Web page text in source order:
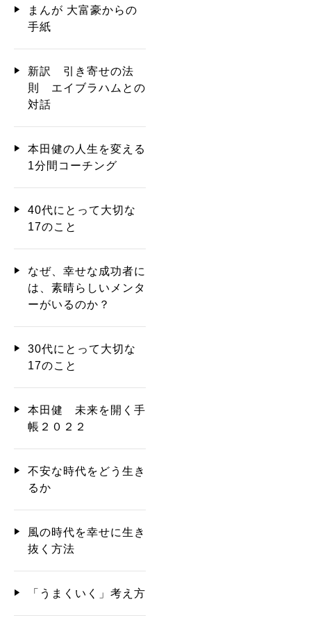
まんが 大富豪からの
手紙
新訳 引き寄せの法
則 エイブラハムとの
対話
本田健の人生を変える
1分間コーチング
40代にとって大切な
17のこと
なぜ、幸せな成功者に
は、素晴らしいメンタ
ーがいるのか？
30代にとって大切な
17のこと
本田健 未来を開く手
帳２０２２
不安な時代をどう生き
るか
風の時代を幸せに生き
抜く方法
「うまくいく」考え方